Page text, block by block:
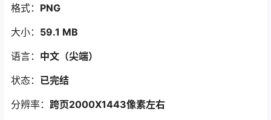
格式： PNG
大小： 59.1 MB
语言： 中文（尖端）
状态： 已完结
分辨率： 跨页2000X1443像素左右